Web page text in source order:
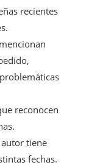
recientes
reconocen
tiene
fechas.